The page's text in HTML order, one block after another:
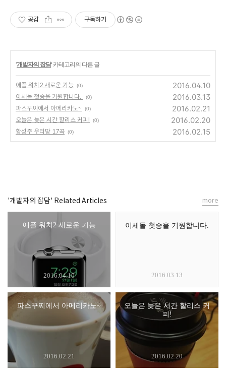
공감 구독하기
'개발자의 잡담' 카테고리의 다른 글
애플 워치2 새로운 기능 (0) 2016.04.10
이세돌 첫승을 기원합니다. (0) 2016.03.13
파스꾸찌에서 아메리카노~ (0) 2016.02.21
오늘은 늦은 시간 할리스 커피! (0) 2016.02.20
황성주 우리땅 17곡 (0) 2016.02.15
'개발자의 잡담' Related Articles
애플 워치2 새로운 기능
2016.04.10
이세돌 첫승을 기원합니다.
2016.03.13
파스꾸찌에서 아메리카노~
2016.02.21
오늘은 늦은 시간 할리스 커
피!
2016.02.20
more